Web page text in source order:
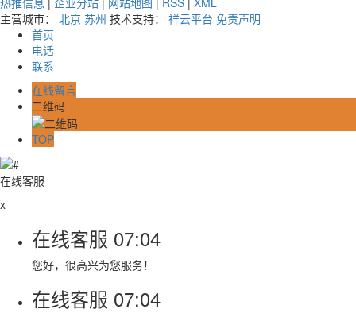
主营城市： 北京 苏州 技术支持： 祥云平台 免责声明
首页
电话
联系
在线留言
二维码
TOP
在线客服
x
在线客服 07:04
您好，很高兴为您服务！
在线客服 07:04